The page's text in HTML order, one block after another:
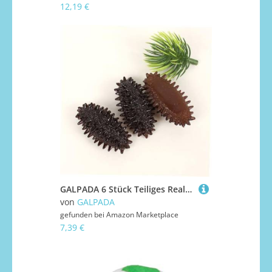
12,19 €
GALPADA 6 Stück Teiliges Realistisches Kleines Künstliches Seeigelmodell aus Leichtem Material Lebensechte Nachbildung für Marktdekoration Fotografie und Pädagogische Zwecke
von GALPADA
gefunden bei Amazon Marketplace
7,39 €